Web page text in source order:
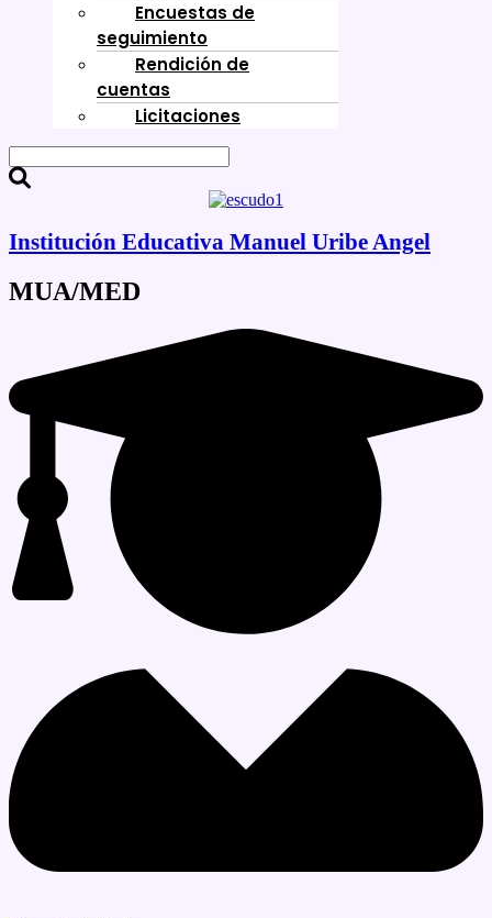
Encuestas de
seguimiento
Rendición de
cuentas
Licitaciones
Institución Educativa Manuel Uribe Angel
MUA/MED